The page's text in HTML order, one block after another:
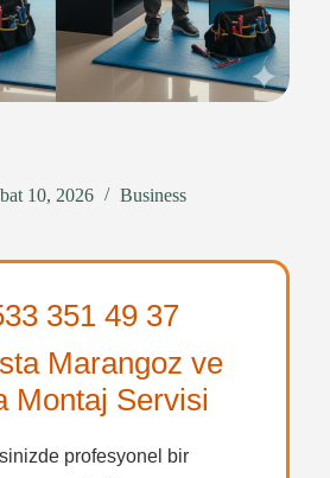
10, 2026 Business
351 49 37
Marangoz ve
Montaj Servisi
profesyonel bir